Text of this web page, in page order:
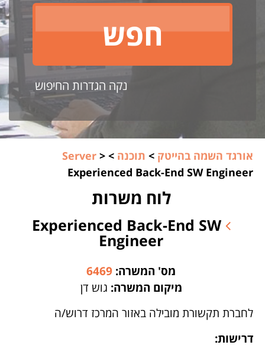
נקה הגדרות החיפוש
אורגד השמה בהייטק > תוכנה >
Server >
Experienced Back-End SW Engineer
לוח משרות
Experienced Back-End SW
Engineer
מס' המשרה: 6469
מיקום המשרה: גוש דן
לחברת תקשורת מובילה באזור המרכז דרוש/ה
דרישות: